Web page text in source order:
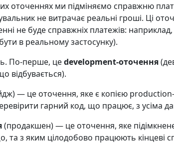
оточеннях ми підміняємо справжню
не витрачає реальні гроші. Ці
не буде справжніх платежів:
в реальному застосунку).
По-перше, цеdevelopment-оточення
відбувається).
— це оточення, яке є копією
гарний код, що працює, з усіма
(продакшен) — це оточення, яке
та з яким цілодобово працюють кінцеві